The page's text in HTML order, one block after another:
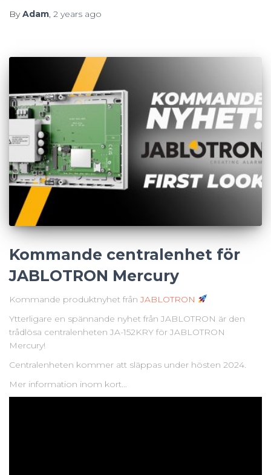
ByAdam, 2 years ago
Kommande centralenhet för
JABLOTRON Mercury
Kommande produktnyhet frånJABLOTRON
Ytterligare en spännande nyhet från JABLOTRON är den
trådlösa centralenheten JA-152KRY för JABLOTRON
Mercury!
Centralenheten kommer att släppas under hösten 2024.
Mer information inom kort…